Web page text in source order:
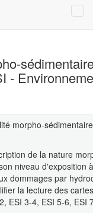
-
morpho-
de la nature
niveau d'exposition
dommages par
la lecture des
ESI 3-4, ESI 5-6, ESI